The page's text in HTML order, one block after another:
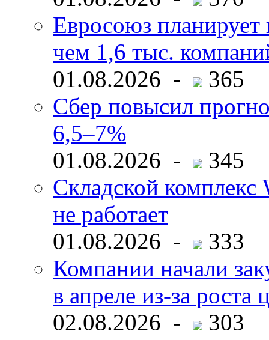
Евросоюз планирует
чем 1,6 тыс.
01.08.2026 -
365
Сбер повысил
6,5–7%
01.08.2026 -
345
Складской комплекс
не работает
01.08.2026 -
333
Компании начали
в апреле из-за роста
02.08.2026 -
303